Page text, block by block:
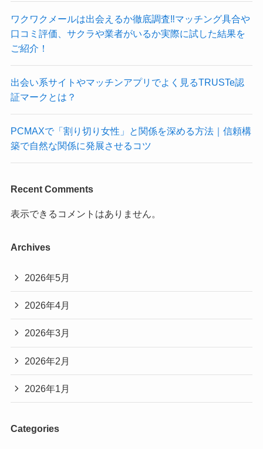
ワクワクメールは出会えるか徹底調査‼マッチング具合や
口コミ評価、サクラや業者がいるか実際に試した結果を
ご紹介！
出会い系サイトやマッチンアプリでよく見るTRUSTe認
証マークとは？
PCMAXで「割り切り女性」と関係を深める方法｜信頼構
築で自然な関係に発展させるコツ
Recent Comments
表示できるコメントはありません。
Archives
2026年5月
2026年4月
2026年3月
2026年2月
2026年1月
Categories